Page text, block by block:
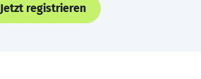
Jetzt registrieren